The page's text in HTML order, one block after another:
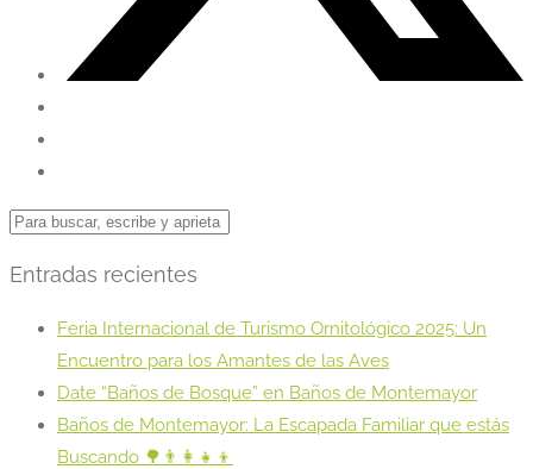
Entradas recientes
Feria Internacional de Turismo Ornitológico 2025: Un
Encuentro para los Amantes de las Aves
Date “Baños de Bosque” en Baños de Montemayor
Baños de Montemayor: La Escapada Familiar que estás
Buscando 🌳👨‍👩‍👧‍👦